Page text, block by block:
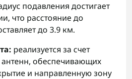
подавления достигает
что расстояние до
до 3.9 км.
реализуется за счет
обеспечивающих
и направленную зону